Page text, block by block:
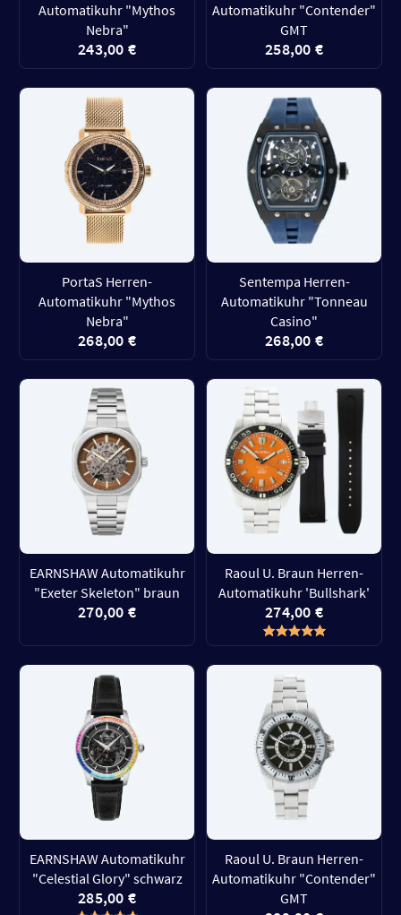
Automatikuhr "Mythos
Nebra"
243,00 €
Automatikuhr "Contender"
GMT
258,00 €
PortaS Herren-
Automatikuhr "Mythos
Nebra"
268,00 €
Sentempa Herren-
Automatikuhr "Tonneau
Casino"
268,00 €
EARNSHAW Automatikuhr
"Exeter Skeleton" braun
270,00 €
Raoul U. Braun Herren-
Automatikuhr 'Bullshark'
274,00 €
EARNSHAW Automatikuhr
"Celestial Glory" schwarz
285,00 €
Raoul U. Braun Herren-
Automatikuhr "Contender"
GMT